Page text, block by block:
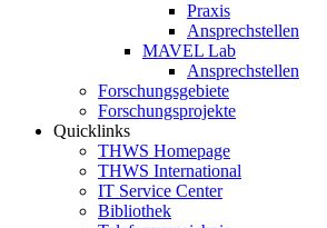
Praxis
Ansprechstellen
MAVEL Lab
Ansprechstellen
Forschungsgebiete
Forschungsprojekte
Quicklinks
THWS Homepage
THWS International
IT Service Center
Bibliothek